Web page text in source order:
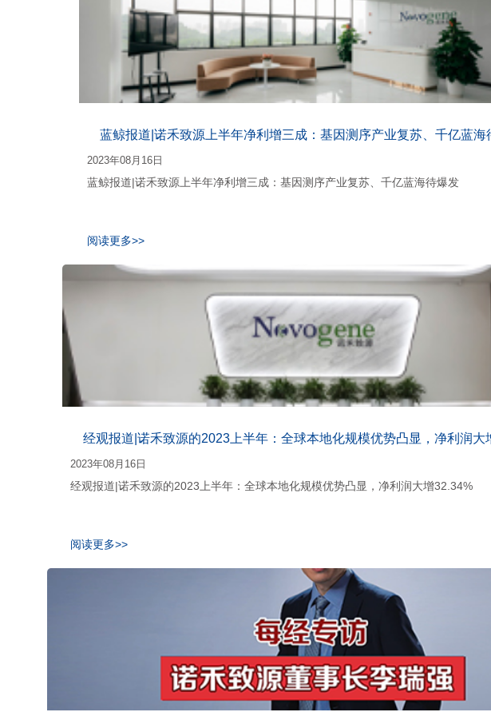
蓝鲸报道|诺禾致源上半年净利增三成：基因测序产业复苏、千亿蓝海
2023年08月16日
蓝鲸报道|诺禾致源上半年净利增三成：基因测序产业复苏、千亿蓝海待爆发
阅读更多>>
经观报道|诺禾致源的2023上半年：全球本地化规模优势凸显，净利润大
2023年08月16日
经观报道|诺禾致源的2023上半年：全球本地化规模优势凸显，净利润大增32.34%
阅读更多>>